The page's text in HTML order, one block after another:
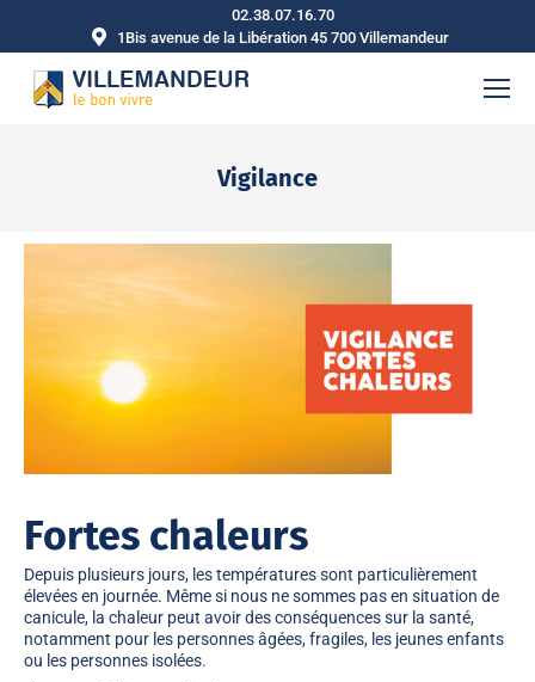
02.38.07.16.70
1Bis avenue de la Libération 45 700 Villemandeur
Vigilance
Fortes chaleurs
Depuis plusieurs jours, les températures sont particulièrement
élevées en journée. Même si nous ne sommes pas en situation de
canicule, la chaleur peut avoir des conséquences sur la santé,
notamment pour les personnes âgées, fragiles, les jeunes enfants
ou les personnes isolées.